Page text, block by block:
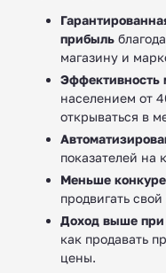
прибыль
магазину и
Эффективность
населением от
открываться в
показателей на
Меньше
продвигать
Доход выше при
как продавать
цены.